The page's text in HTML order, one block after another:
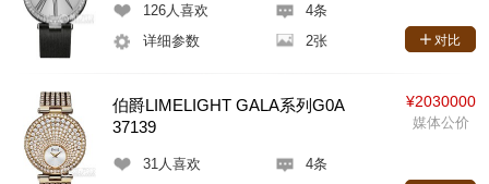
126人喜欢
4条
详细参数
2张 对比
伯爵LIMELIGHT GALA系列G0A
37139
31 人喜欢
4条
¥2030000
媒体公价